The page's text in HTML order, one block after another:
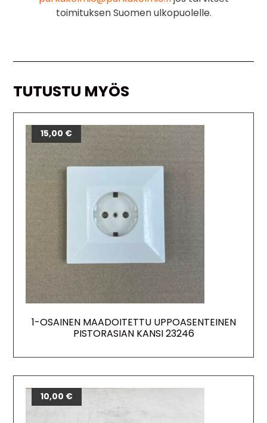
toimituksen Suomen ulkopuolelle.
TUTUSTU MYÖS
1-OSAINEN MAADOITETTU UPPOASENTEINEN
PISTORASIAN KANSI 23246
15,00 €
10,00 €